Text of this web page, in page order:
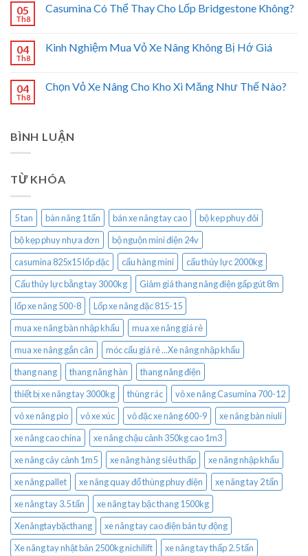
05
Th8
Casumina Có Thể Thay Cho Lốp Bridgestone Không?
04
Th8
Kinh Nghiệm Mua Vỏ Xe Nâng Không Bị Hớ Giá
04
Th8
Chọn Vỏ Xe Nâng Cho Kho Xi Măng Như Thế Nào?
BÌNH LUẬN
TỪ KHÓA
5 tan bàn nâng 1 tấn bán xe nâng tay cao
bộ kep phuy đôi
bộ kẹp phuy nhựa đơn
bộ nguộn mini điện 24v
casumina 825x15 lốp đặc
cẩu hàng mini
cẩu thủy lực 2000kg
Cẩu thủy lực bằng tay 3000kg
Giảm giá thang nâng điện gấp gút 8m
lốp xe nâng 500-8
Lốp xe nâng đặc 815-15
mua xe nâng bàn nhập khẩu
mua xe nâng giá rẻ
mua xe nâng gắn cân
móc cẩu giá rẻ ...Xe nâng nhập khẩu
thang nang
thang nâng hàn
thang nâng điện
thiết bị xe nâng tay 3000kg
thùng rác
vỏ xe nâng Casumina 700-12
vỏ xe nâng pio
vỏ xe xúc vỏ đặc xe nâng 600-9
xe nâng bàn niuli
xe nâng cao china
xe nâng chậu cảnh 350kg cao 1m3
xe nâng cây cảnh 1m5
xe nâng hàng siêu thấp
xe nâng nhập khẩu
xe nâng pallet
xe nâng quay đổ thùng phuy điện
xe nâng tay 2 tấn
xe nâng tay 3.5 tấn
xe nâng tay bậc thang 1500kg
Xenângtaybặcthang
xe nâng tay cao điện bán tự động
Xe nâng tay nhật bản 2500kg nichilift
xe nâng tay thấp 2.5 tấn